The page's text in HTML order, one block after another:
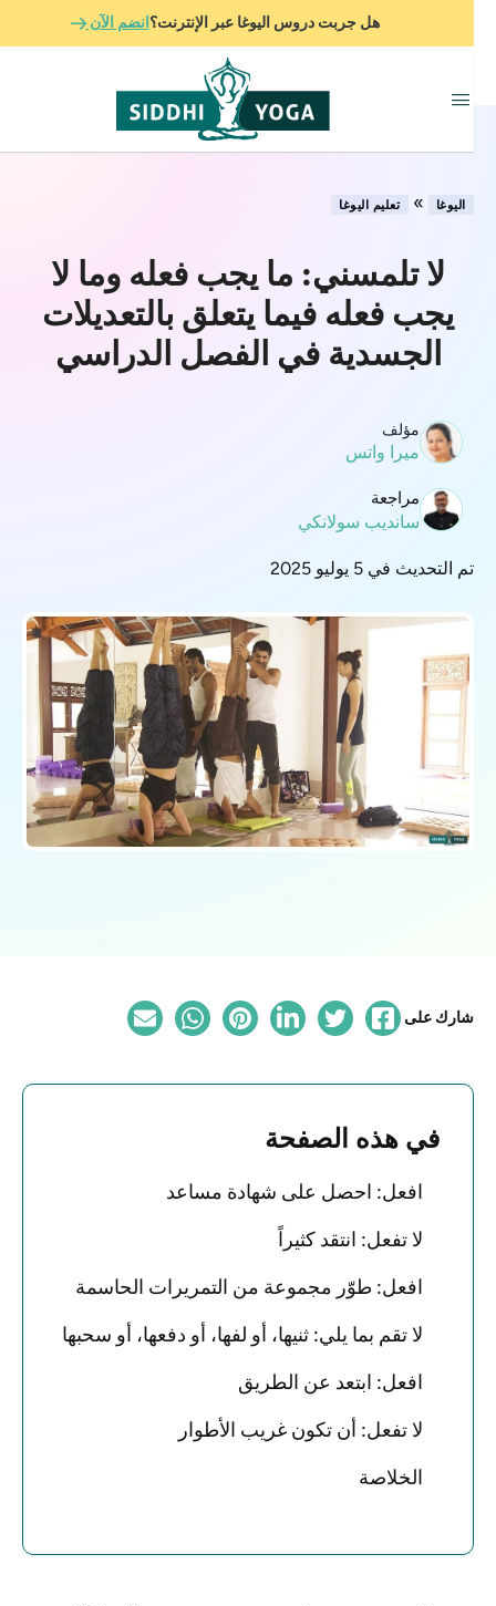
هل جربت دروس اليوغا عبر الإنترنت؟انضم الآن
اليوغا » تعليم اليوغا
لا تلمسني: ما يجب فعله وما لا
يجب فعله فيما يتعلق بالتعديلات
الجسدية في الفصل الدراسي
مؤلف
ميرا واتس
مراجعة
سانديب سولانكي
تم التحديث في 5 يوليو 2025
شارك على
في هذه الصفحة
افعل: احصل على شهادة مساعد
لا تفعل: انتقد كثيراً
افعل: طوّر مجموعة من التمريرات الحاسمة
لا تقم بما يلي: ثنيها، أو لفها، أو دفعها، أو سحبها
افعل: ابتعد عن الطريق
لا تفعل: أن تكون غريب الأطوار
الخلاصة